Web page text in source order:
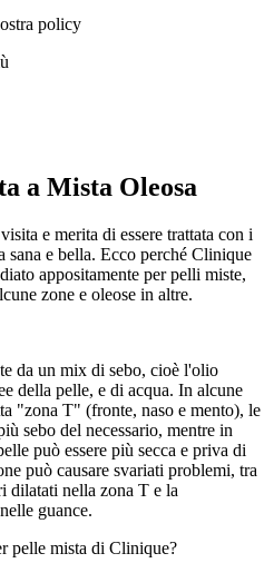
policy
a Mista Oleosa
e merita di essere trattata con i
e bella. Ecco perché Clinique
appositamente per pelli miste,
zone e oleose in altre.
da un mix di sebo, cioè l'olio
della pelle, e di acqua. In alcune
"zona T" (fronte, naso e mento), le
sebo del necessario, mentre in
può essere più secca e priva di
può causare svariati problemi, tra
dilatati nella zona T e la
guance.
pelle mista di Clinique?